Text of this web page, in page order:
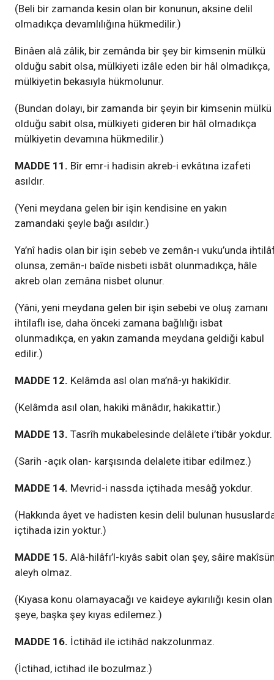
(Beli bir zamanda kesin olan bir konunun, aksine delil
olmadıkça devamlılığına hükmedilir.)
Binâen alâ zâlik, bir zemânda bir şey bir kimsenin mülkü
olduğu sabit olsa, mülkiyeti izâle eden bir hâl olmadıkça,
mülkiyetin bekasıyla hükmolunur.
(Bundan dolayı, bir zamanda bir şeyin bir kimsenin mülkü
olduğu sabit olsa, mülkiyeti gideren bir hâl olmadıkça
mülkiyetin devamına hükmedilir.)
MADDE 11. Bîr emr-i hadisin akreb-i evkâtına izafeti
asıldır.
(Yeni meydana gelen bir işin kendisine en yakın
zamandaki şeyle bağı asıldır.)
Ya’nî hadis olan bir işin sebeb ve zemân-ı vuku’unda
olunsa, zemân-ı baîde nisbeti isbât olunmadıkça, hâle
akreb olan zemâna nisbet olunur.
(Yâni, yeni meydana gelen bir işin sebebi ve oluş zamanı
ihtilaflı ise, daha önceki zamana bağlılığı isbat
olunmadıkça, en yakın zamanda meydana geldiği kabul
edilir.)
MADDE 12. Kelâmda asl olan ma’nâ-yı hakikîdir.
(Kelâmda asıl olan, hakiki mânâdır, hakikattir.)
MADDE 13. Tasrîh mukabelesinde delâlete i’tibâr yokdur.
(Sarih -açık olan- karşısında delalete itibar edilmez.)
MADDE 14. Mevrid-i nassda içtihada mesâğ yokdur.
(Hakkında âyet ve hadisten kesin delil bulunan
içtihada izin yoktur.)
MADDE 15. Alâ-hilâfı’l-kıyâs sabit olan şey, sâire
aleyh olmaz.
(Kıyasa konu olamayacağı ve kaideye aykırılığı kesin olan
şeye, başka şey kıyas edilemez.)
MADDE 16. İctihâd ile ictihâd nakzolunmaz.
(İctihad, ictihad ile bozulmaz.)